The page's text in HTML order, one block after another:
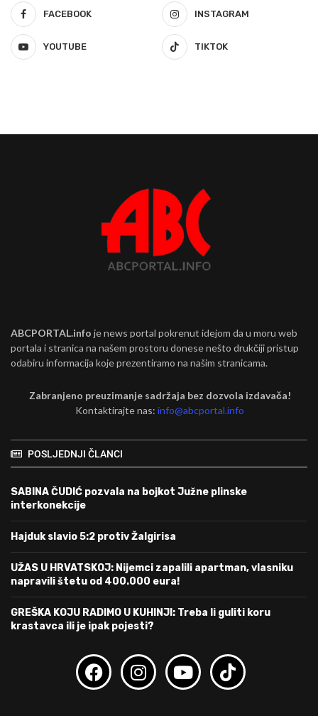
FACEBOOK INSTAGRAM
YOUTUBE TIKTOK
ABCPORTAL.info je news portal pokrenut idejom da u moru web
portala i stranica na našem prostoru donese nešto drukčiji pristup
odabiru informacija koje prezentiramo na našim stranicama.
Zabranjeno preuzimanje sadržaja bez dozvola izdavača!
Kontaktirajte nas:info@abcportal.info
POSLJEDNJI ČLANCI
SABINA ČUDIĆ pozvala na bojkot Južne plinske
interkonekcije
Hajduk slavio 5:2 protiv Žalgirisa
UŽAS U HRVATSKOJ: Nijemci zapalili apartman, vlasniku
napravili štetu od 400.000 eura!
GREŠKA KOJU RADIMO U KUHINJI: Treba li guliti koru
krastavca ili je ipak pojesti?